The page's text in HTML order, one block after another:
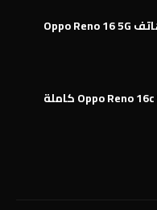
مواصفات وميزات هاتف Oppo Reno 16 5G